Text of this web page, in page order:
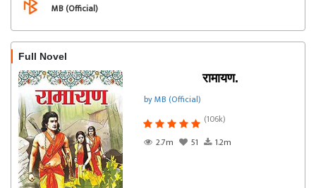
MB (Official)
Full Novel
रामायण.
by MB (Official)
(106k)
2.7m
51 1.2m